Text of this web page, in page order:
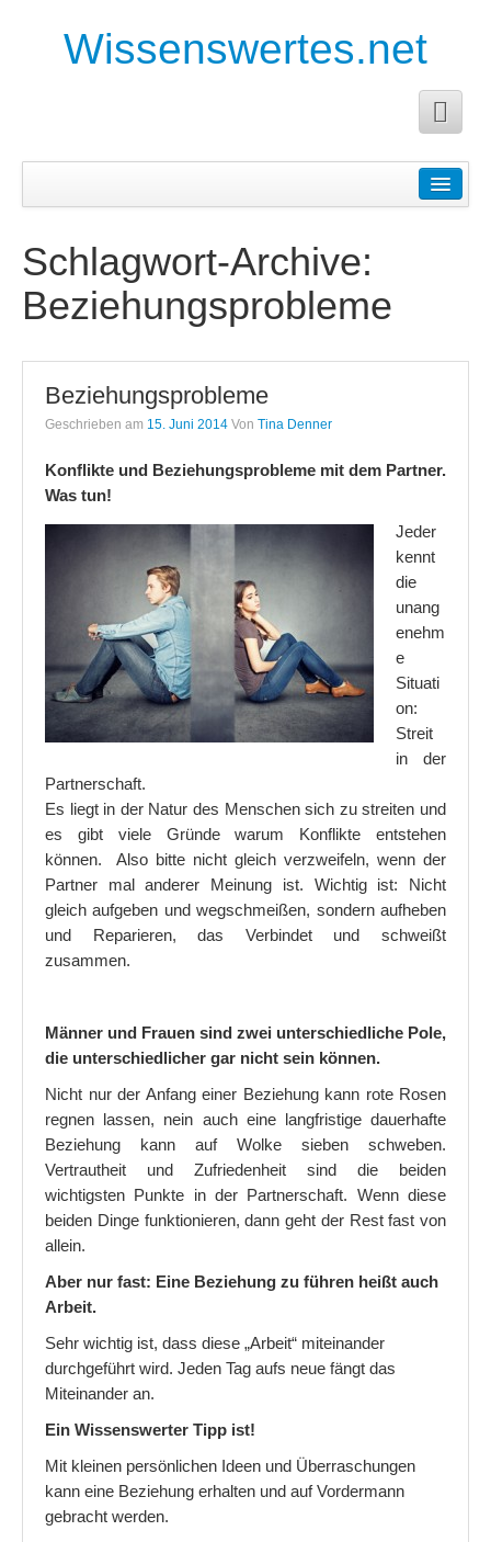
Wissenswertes.net
Anforderungen an die Facharbeit
Anleitung für eine Buchanalyse
Planung für Erzieher
Tagesplanung für Erzieher
Wie erschließe ich einen Text richtig
Worauf man bei einer Buchvorstellung achten sollte
Gesundheit
Immer wieder Milchstau
Nasensauger für Baby´s hilft oder nicht?
Entwicklung der zeichnerischen Malstile von Kindern!
Mein Kind ist so anstrengend und hat einen großen
Kindererziehung
Mein Kind hat ständig Streit und diskutiert ohne Ende
Wenn Kinder nicht ordentlich essen
Wie bekomme ich mein Kind besser ins Bett
Aufbau einer Turn- und Spielstunde
Partnerschaft
Beziehungsprobleme
Die fünf Schritte der Partnerschaft
Schlagwort-Archive:
Beziehungsprobleme
Beziehungsprobleme
Geschrieben am 15. Juni 2014 Von Tina Denner
Konflikte und Beziehungsprobleme mit dem Partner.
Was tun!
Jeder
kennt
die
unang
enehm
e
Situati
on:
Streit
in der
Partnerschaft.
Es liegt in der Natur des Menschen sich zu streiten und
es gibt viele Gründe warum Konflikte entstehen
können. Also bitte nicht gleich verzweifeln, wenn der
Partner mal anderer Meinung ist. Wichtig ist: Nicht
gleich aufgeben und wegschmeißen, sondern aufheben
und Reparieren, das Verbindet und schweißt
zusammen.
Männer und Frauen sind zwei unterschiedliche Pole,
die unterschiedlicher gar nicht sein können.
Nicht nur der Anfang einer Beziehung kann rote Rosen
regnen lassen, nein auch eine langfristige dauerhafte
Beziehung kann auf Wolke sieben schweben.
Vertrautheit und Zufriedenheit sind die beiden
wichtigsten Punkte in der Partnerschaft. Wenn diese
beiden Dinge funktionieren, dann geht der Rest fast von
allein.
Aber nur fast: Eine Beziehung zu führen heißt auch
Arbeit.
Sehr wichtig ist, dass diese „Arbeit“ miteinander
durchgeführt wird. Jeden Tag aufs neue fängt das
Miteinander an.
Ein Wissenswerter Tipp ist!
Mit kleinen persönlichen Ideen und Überraschungen
kann eine Beziehung erhalten und auf Vordermann
gebracht werden.